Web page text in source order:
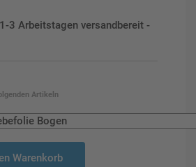
3 Arbeitstagen versandbereit -
Artikeln
Warenkorb